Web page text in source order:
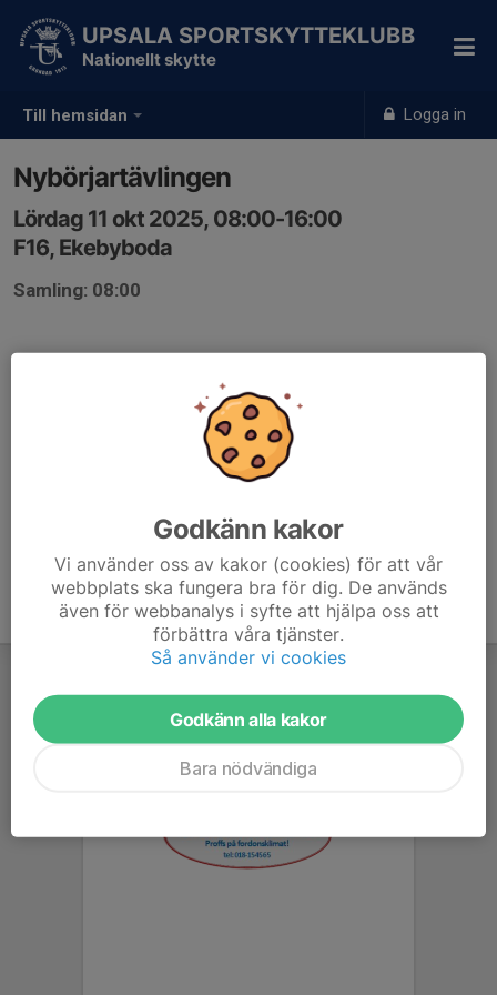
Till hemsidan Logga in
UPSALA SPORTSKYTTEKLUBB
Nationellt skytte
Nybörjartävlingen
Lördag 11 okt 2025, 08:00-16:00
F16, Ekebyboda
Samling: 08:00
Godkänn kakor
Vi använder oss av kakor (cookies) för att vår
webbplats ska fungera bra för dig. De används
även för webbanalys i syfte att hjälpa oss att
förbättra våra tjänster.
Så använder vi cookies
Godkänn alla kakor
Bara nödvändiga